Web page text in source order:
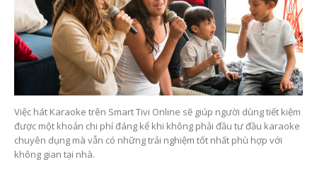
Việc hát Karaoke trên Smart Tivi Online sẽ giúp người dùng tiết kiệm
được một khoản chi phí đáng kể khi không phải đầu tư đầu karaoke
chuyên dụng mà vẫn có những trải nghiệm tốt nhất phù hợp với
không gian tại nhà.